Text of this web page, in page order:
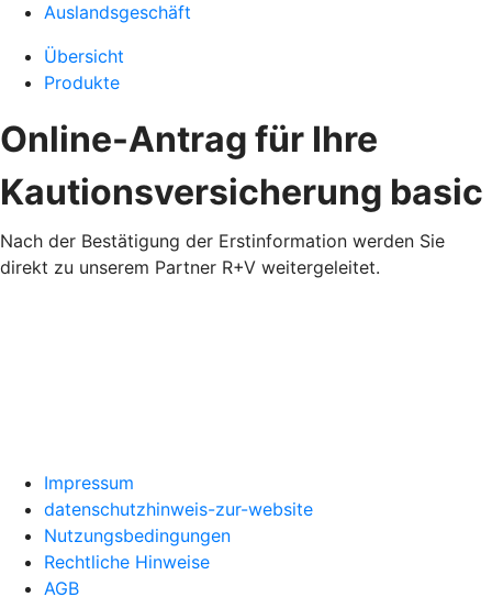
Auslandsgeschäft
Übersicht
Produkte
Online-Antrag für Ihre
Kautionsversicherung basic
Nach der Bestätigung der Erstinformation werden Sie
direkt zu unserem Partner R+V weitergeleitet.
Impressum
datenschutzhinweis-zur-website
Nutzungsbedingungen
Rechtliche Hinweise
AGB